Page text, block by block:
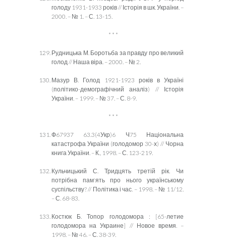
голоду 1931-1933 років // Історія в шк. України. –
2000. – № 1. – С. 13-15.
* * *
Рудницька М. Боротьба за правду про великий
голод // Наша віра. – 2000. – № 2.
Мазур В. Голод 1921-1923 років в Україні
(політико-демографічний аналіз) // Історія
України. – 1999. – № 37. – С. 8-9.
* * *
Ф67937 63.3(4Укр)6 Ч75 Національна
катастрофа України (голодомор 30-х) // Чорна
книга України. – К., 1998. – С. 123-219.
Кульчицький С. Тридцять третій рік. Чи
потрібна пам'ять про нього українському
суспільству? // Політика і час. – 1998. – № 11/12.
– С. 68-83.
Костюк Б. Топор голодомора : [65-летие
голодомора на Украине] // Новое время. –
1998. – № 46. – С. 38-39.